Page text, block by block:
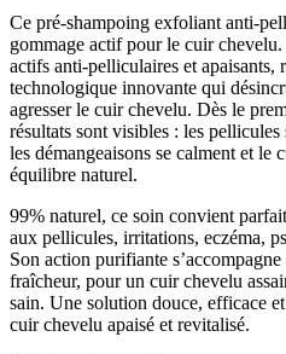
Ce pré-shampoing exfoliant anti-
gommage actif pour le cuir
actifs anti-pelliculaires et apaisants,
technologique innovante qui
agresser le cuir chevelu. Dès le
résultats sont visibles : les pellicules
les démangeaisons se calment et le
équilibre naturel.
99% naturel, ce soin convient
aux pellicules, irritations, eczéma,
Son action purifiante
fraîcheur, pour un cuir chevelu
sain. Une solution douce, efficace
cuir chevelu apaisé et revitalisé.